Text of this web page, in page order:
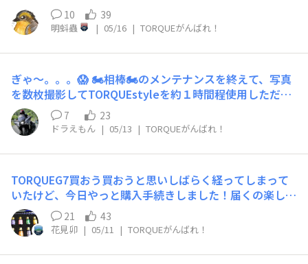
てしまいました😵‍💫以前も品切れを嘆いたところ、ありが
たくコメント等いただき、参考にしてオンラインショップ
を一日一回は覗いているのですが…ここずっと品切れのま
ま…昨今の諸々もあるので、追加難しいのでしょうか…。
そのとき所用で購入操作ができず、よし買うぞとなったと
きには売り切れていました。。😇😇😇以降、入荷したと
ころを見ていません。タイミングの問題もあるのでしょう
か…実は知らぬ間に入荷していたりする…？？今回は諦め
つつありますが、もう少し粘りたいところです。着せ替え
やパーツの入荷お願いします！🙏
10 39
明蚪蟲 | 05/16 | TORQUEがんばれ！
ぎゃ〜。。。😱 🏍️相棒🏍️のメンテナンスを終えて、写真
を数枚撮影してTORQUEstyleを約１時間程使用しただけ
なのに、バッテリー残量が１％で投稿編集中に突然シャッ
トダウンしました。😱 🏍️相棒🏍️のメンテナンス中は項目
メモを4・5回確認しただけで日影に置いてたので、バッ
テリー消費してるはずは無いんですけどね。🤔 手で持っ
styleとカメラ・フォト・メモだけなんだけどな〜。🤔
(何かが内部で暴走してたのかな？😥) とりあえずは、G06
のバッテリーに交換してG07のバッテリーは充電器で充電
中です。😥 ランプ表示は充電していますが、実際に充電
か暴走してバッテリー消費してそうなんでけど、暴走して
7 23
ドラえもん | 05/13 | TORQUEがんばれ！
TORQUEG7買おう買おうと思いしばらく経ってしまって
いたけど、今日やっと購入手続きしました！届くの楽しみ
なのと、予備の電池パックやアクセサリー買おうと思った
ら…在庫なし😭しばらく待ってからまた在庫復活したら
購入予定ですが、人気なんだなと思いました！どのくらい
で入荷されるかはわかりませんが、予備の電池パックと充
21 43
花見卯 | 05/11 | TORQUEがんばれ！